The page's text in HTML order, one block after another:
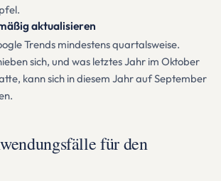
aktualisieren
Trends mindestens quartalsweise.
sich, und was letztes Jahr im Oktober
kann sich in diesem Jahr auf September
für den